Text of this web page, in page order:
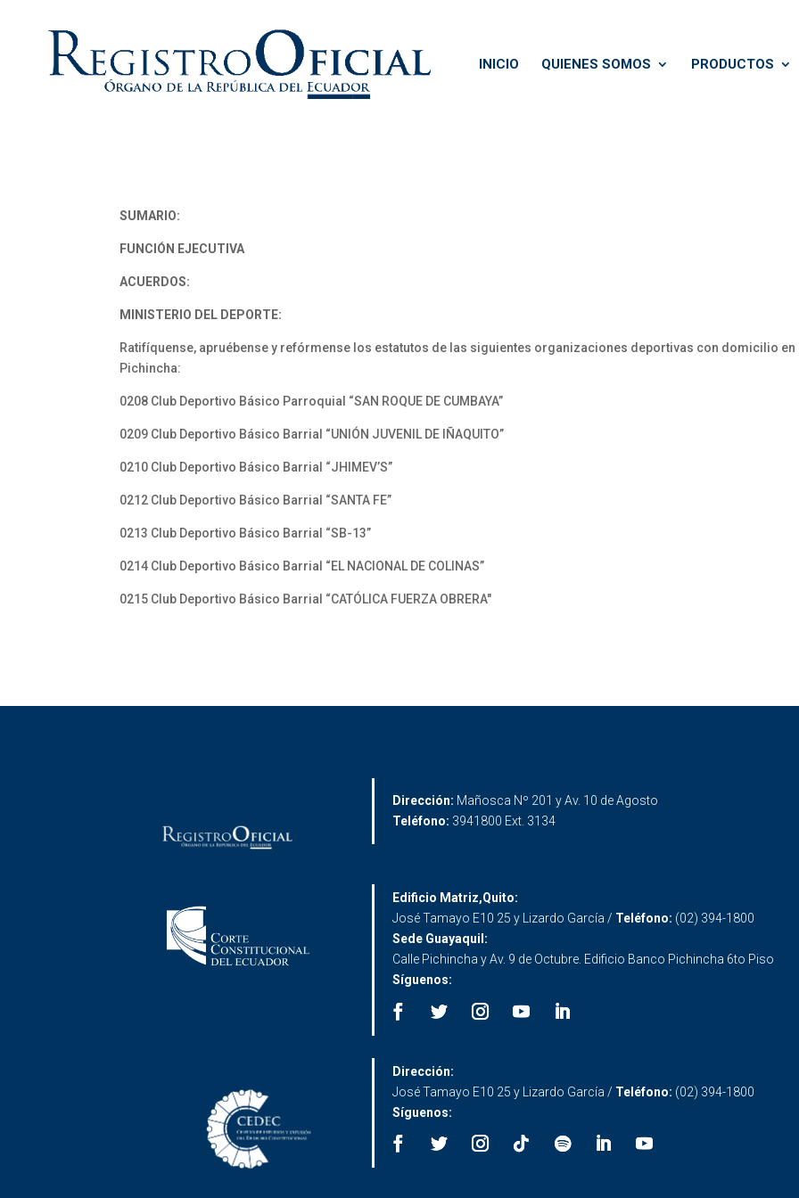
INICIO QUIENES SOMOS PRODUCTOS
SUMARIO:
FUNCIÓN EJECUTIVA
ACUERDOS:
MINISTERIO DEL DEPORTE:
Ratifíquense, apruébense y refórmense los estatutos de las siguientes organizaciones deportivas con domicilio en
Pichincha:
0208 Club Deportivo Básico Parroquial “SAN ROQUE DE CUMBAYA”
0209 Club Deportivo Básico Barrial “UNIÓN JUVENIL DE IÑAQUITO”
0210 Club Deportivo Básico Barrial “JHIMEV’S”
0212 Club Deportivo Básico Barrial “SANTA FE”
0213 Club Deportivo Básico Barrial “SB-13”
0214 Club Deportivo Básico Barrial “EL NACIONAL DE COLINAS”
0215 Club Deportivo Básico Barrial “CATÓLICA FUERZA OBRERA"
Dirección: Mañosca Nº 201 y Av. 10 de Agosto
Teléfono: 3941800 Ext. 3134
Edificio Matriz,Quito:
José Tamayo E10 25 y Lizardo García / Teléfono: (02) 394-1800
Sede Guayaquil:
Calle Pichincha y Av. 9 de Octubre. Edificio Banco Pichincha 6to Piso
Síguenos:
Dirección:
José Tamayo E10 25 y Lizardo García / Teléfono: (02) 394-1800
Síguenos: